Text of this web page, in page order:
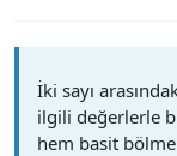
İki sayı
ilgili değerlerle
hem basit